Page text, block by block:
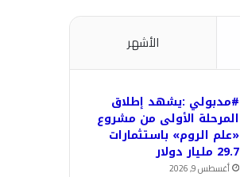
الأشهر
#مدبولي :يشهد إطلاق
المرحلة الأولى من مشروع
«علم الروم» باستثمارات
29.7 مليار دولار
أغسطس 9, 2026